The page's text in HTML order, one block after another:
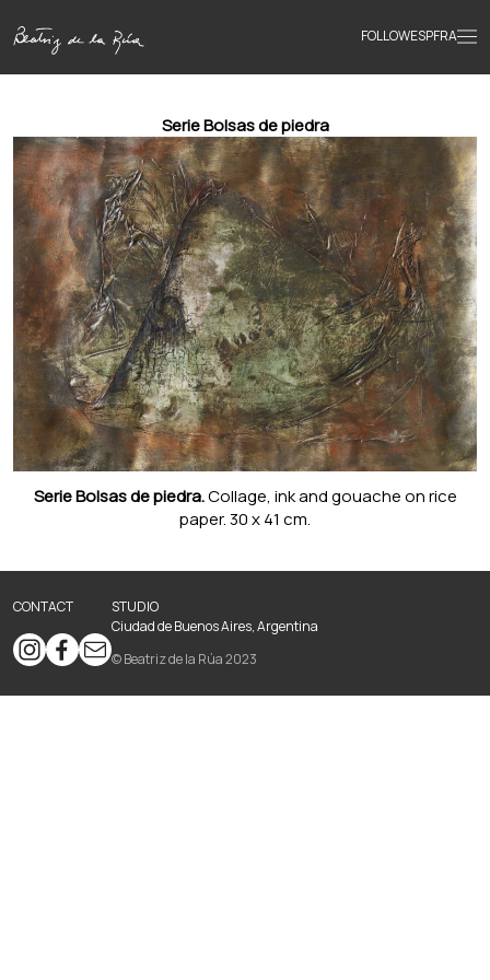
FOLLOWESPFRA
Home
Portfolio
Texts
Bio
Books
News
Serie Bolsas de piedra
Serie Bolsas de piedra.Collage, ink and gouache on rice
paper. 30 x 41 cm.
CONTACT
STUDIO
Ciudad de Buenos Aires, Argentina
© Beatriz de la Rúa 2023